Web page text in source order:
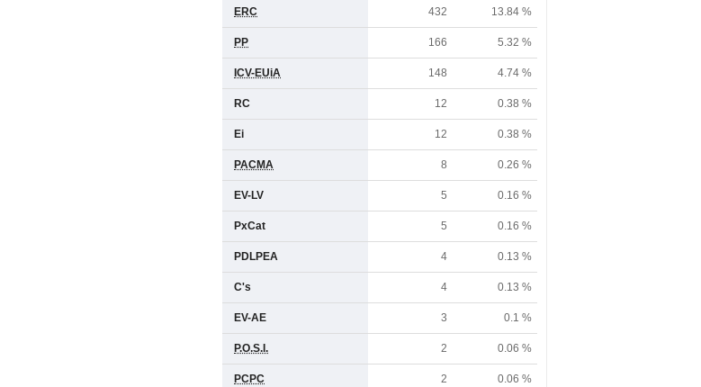
ERC 432 13.84 %
PP 166 5.32 %
ICV-EUiA 148 4.74 %
RC 12 0.38 %
Ei 12 0.38 %
PACMA 8 0.26 %
EV-LV 5 0.16 %
PxCat 5 0.16 %
PDLPEA 4 0.13 %
C's 4 0.13 %
EV-AE 3 0.1 %
P.O.S.I. 2 0.06 %
PCPC 2 0.06 %